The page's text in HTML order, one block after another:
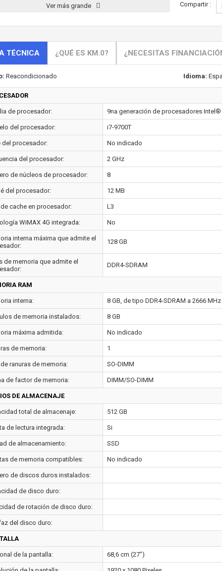
Ver más grande Compartir :
TÉCNICA ¿QUÉ ES KM.0? ¿NECESITAS
Reacondicionado Idioma:
de procesador: 9na generación de procesadores Intel®
del procesador: i7-9700T
del procesador: No indicado
del procesador: 2 GHz
de núcleos de procesador: 8
del procesador: 12 MB
cache en procesador: L3
WiMAX 4G integrada: No
interna máxima que admite el
128 GB
de memoria que admite el
DDR4-SDRAM
RAM
interna: 8 GB, de tipo DDR4-SDRAM a 2666 MHz
de memoria instalados: 8 GB
máxima admitida: No indicado
de memoria: 1
ranuras de memoria: SO-DIMM
de factor de memoria: DIMM/SO-DIMM
DE ALMACENAJE
total de almacenaje: 512 GB
de lectura integrada: Si
de almacenamiento: SSD
de memoria compatibles: No indicado
de discos duros instalados:
de disco duro:
de rotación de disco duro:
del disco duro:
de la pantalla: 68,6 cm (27")